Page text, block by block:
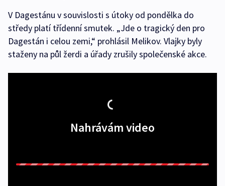
V Dagestánu v souvislosti s útoky od pondělka do
středy platí třídenní smutek. „Jde o tragický den pro
Dagestán i celou zemi,“ prohlásil Melikov. Vlajky byly
staženy na půl žerdi a úřady zrušily společenské akce.
Nahrávám video